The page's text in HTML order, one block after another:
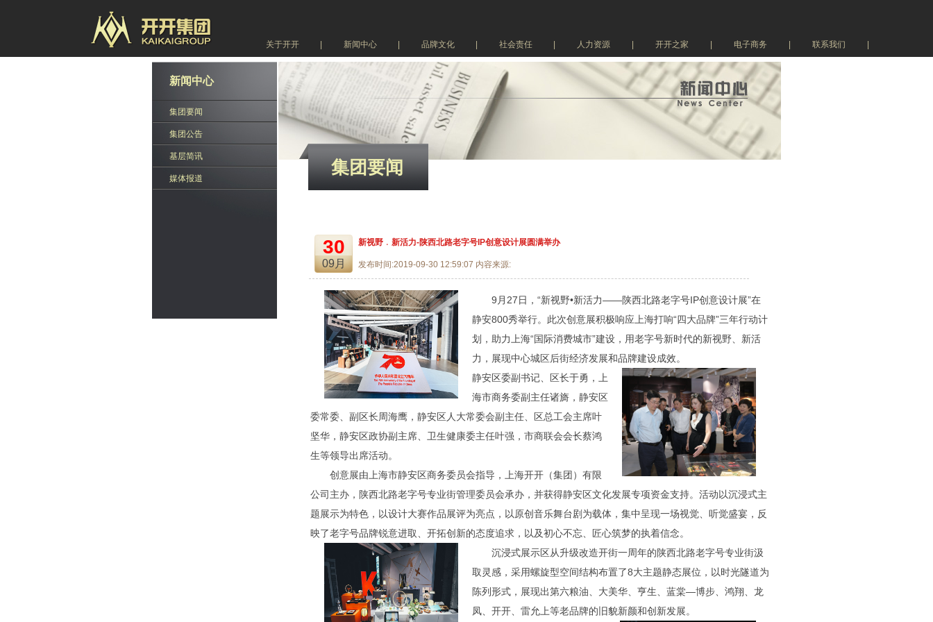
关于开开 新闻中心 品牌文化 社会责任 人力资源 开开之家 电子商务 联系我们
新闻中心
集团要闻
集团公告
基层简讯
媒体报道
集团要闻
集团要闻
30
09月
新视野﹒新活力-陕西北路老字号IP创意设计展圆满举办
发布时间:2019-09-30 12:59:07 内容来源:
9月27日，“新视野•新活力——陕西北路老字号IP创意设计展”在
静安800秀举行。此次创意展积极响应上海打响“四大品牌”三年行动计
划，助力上海“国际消费城市”建设，用老字号新时代的新视野、新活
力，展现中心城区后街经济发展和品牌建设成效。
静安区委副书记、区长于勇，上
海市商务委副主任诸旖，静安区
委常委、副区长周海鹰，静安区人大常委会副主任、区总工会主席叶
坚华，静安区政协副主席、卫生健康委主任叶强，市商联会会长蔡鸿
生等领导出席活动。
创意展由上海市静安区商务委员会指导，上海开开（集团）有限
公司主办，陕西北路老字号专业街管理委员会承办，并获得静安区文化发展专项资金支持。活动以沉浸式主
题展示为特色，以设计大赛作品展评为亮点，以原创音乐舞台剧为载体，集中呈现一场视觉、听觉盛宴，反
映了老字号品牌锐意进取、开拓创新的态度追求，以及初心不忘、匠心筑梦的执着信念。
沉浸式展示区从升级改造开街一周年的陕西北路老字号专业街汲
取灵感，采用螺旋型空间结构布置了8大主题静态展位，以时光隧道为
陈列形式，展现出第六粮油、大美华、亨生、蓝棠—博步、鸿翔、龙
凤、开开、雷允上等老品牌的旧貌新颜和创新发展。